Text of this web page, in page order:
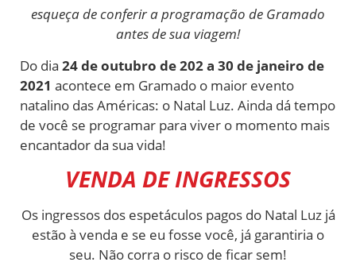
esqueça de conferir a programação de Gramado
antes de sua viagem!
Do dia 24 de outubro de 202 a 30 de janeiro de
2021 acontece em Gramado o maior evento
natalino das Américas: o Natal Luz. Ainda dá tempo
de você se programar para viver o momento mais
encantador da sua vida!
VENDA DE INGRESSOS
Os ingressos dos espetáculos pagos do Natal Luz já
estão à venda e se eu fosse você, já garantiria o
seu. Não corra o risco de ficar sem!